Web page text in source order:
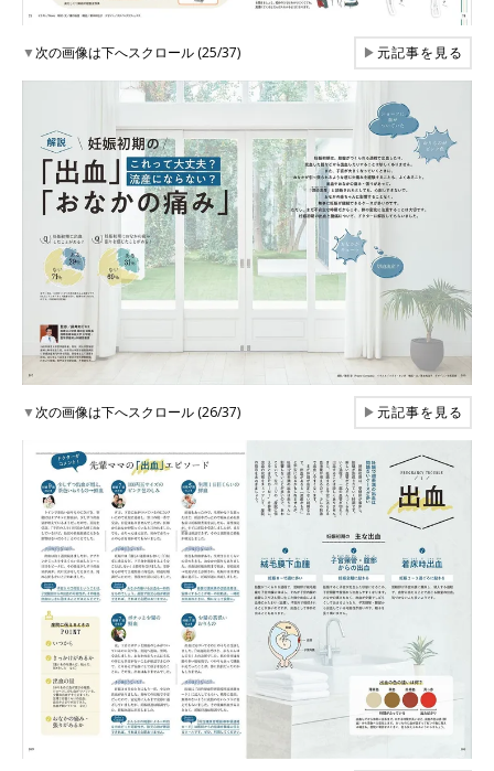
▼次の画像は下へスクロール (25/37) ▶元記事を見る
▼次の画像は下へスクロール (26/37) ▶元記事を見る